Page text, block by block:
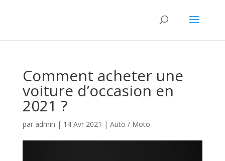
Comment acheter une
voiture d’occasion en
2021 ?
par admin | 14 Avr 2021 | Auto / Moto